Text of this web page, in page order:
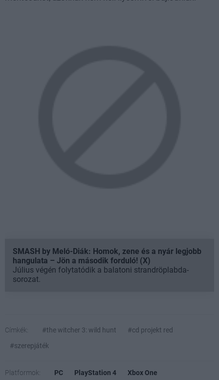
SMASH by Meló-Diák: Homok, zene és a nyár legjobb
hangulata – Jön a második forduló! (X)
Július végén folytatódik a balatoni strandröplabda-
sorozat.
Címkék: #the witcher 3: wild hunt
#cd projekt red
#szerepjáték
Platformok: PC PlayStation 4 Xbox One